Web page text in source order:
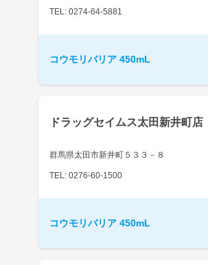
TEL: 0274-64-5881
コウモリバリア 450mL
ドラッグセイムス太田新井町店
群馬県太田市新井町５３３－８
TEL: 0276-60-1500
コウモリバリア 450mL